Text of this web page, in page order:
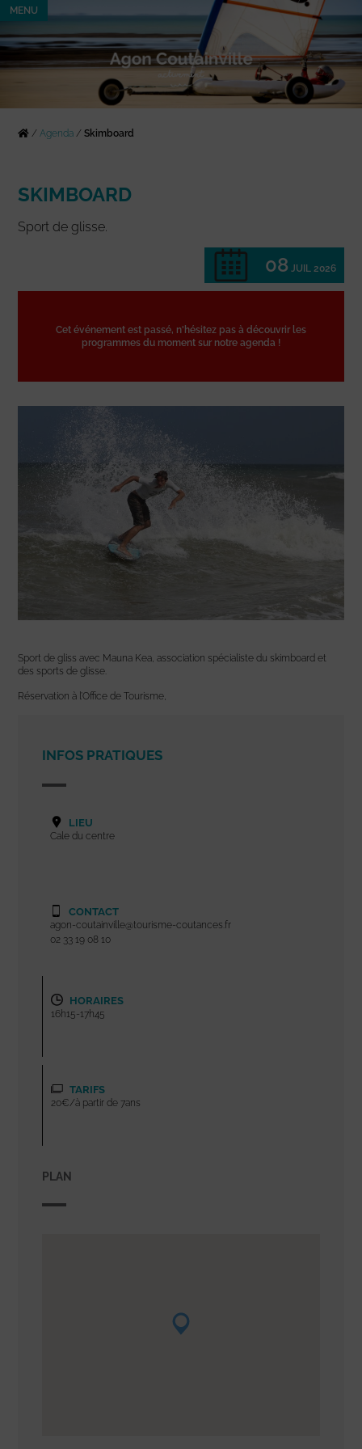
MENU
/Agenda /Skimboard
SKIMBOARD
Sport de glisse.
08 JUIL 2026
Cet événement est passé, n'hésitez pas à découvrir les
programmes du moment sur notre agenda !
Sport de gliss avec Mauna Kea, association spécialiste du skimboard et
des sports de glisse.
Réservation à l’Office de Tourisme,
INFOS PRATIQUES
LIEU
Cale du centre
CONTACT
agon-coutainville@tourisme-coutances.fr
02 33 19 08 10
HORAIRES
16h15-17h45
TARIFS
20€/à partir de 7ans
PLAN